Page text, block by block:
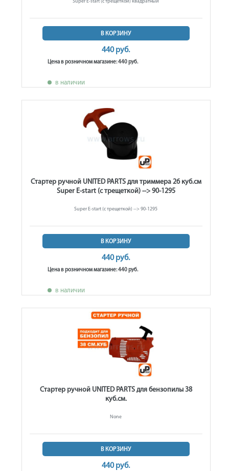
Super E-start (с трещеткой) квадратный
В КОРЗИНУ
440 руб.
Цена в розничном магазине: 440 руб.
в наличии
Стартер ручной UNITED PARTS для триммера 26 куб.см
Super E-start (с трещеткой) --> 90-1295
Super E-start (с трещеткой) --> 90-1295
В КОРЗИНУ
440 руб.
Цена в розничном магазине: 440 руб.
в наличии
Стартер ручной UNITED PARTS для бензопилы 38
куб.см.
None
В КОРЗИНУ
440 руб.